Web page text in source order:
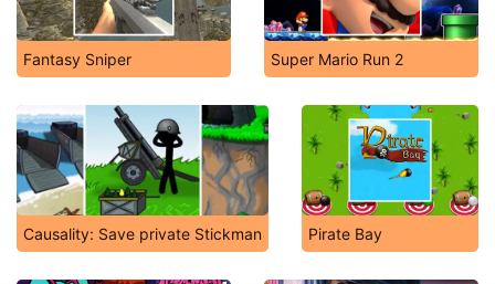
Fantasy Sniper Super Mario Run 2
Causality: Save private Stickman Pirate Bay